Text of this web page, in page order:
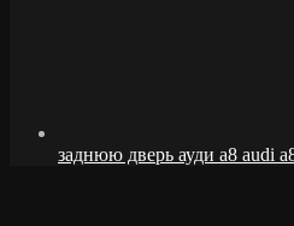
заднюю дверь ауди а8 audi